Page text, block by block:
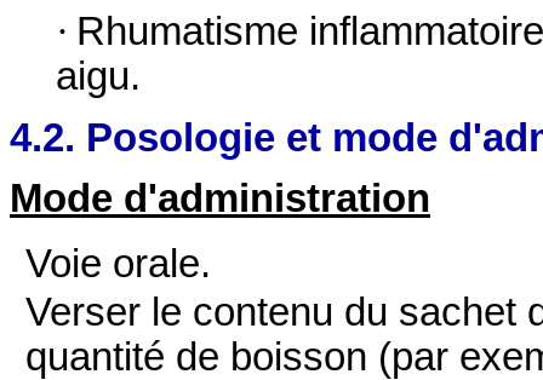
· Rhumatisme
aigu.
4.2. Posologie et mode
Mode d'administration
Voie orale.
Verser le contenu du sachet
quantité de boisson (par